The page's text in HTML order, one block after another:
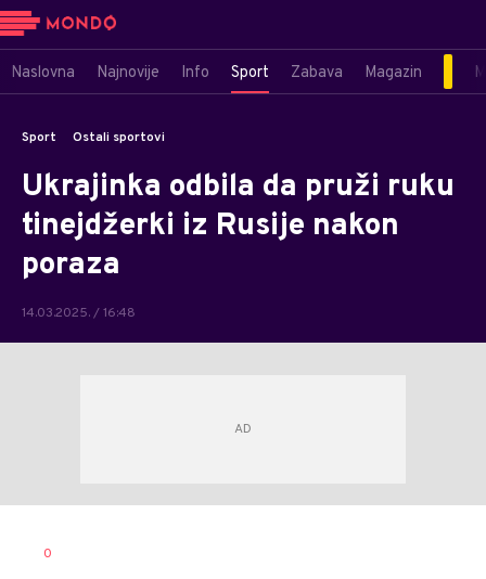
Naslovna Najnovije Info Sport Zabava Magazin
Sport Ostali sportovi
Ukrajinka odbila da pruži ruku
tinejdžerki iz Rusije nakon
poraza
14.03.2025. / 16:48
AUTOR
0